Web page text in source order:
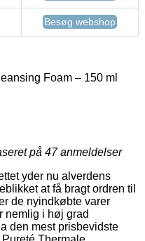
Besøg webshop
Foam – 150 ml
på 47anmeldelser
yder nu alverdens
at få bragt ordren til
de nyindkøbte varer
nemlig i høj grad
den mest prisbevidste